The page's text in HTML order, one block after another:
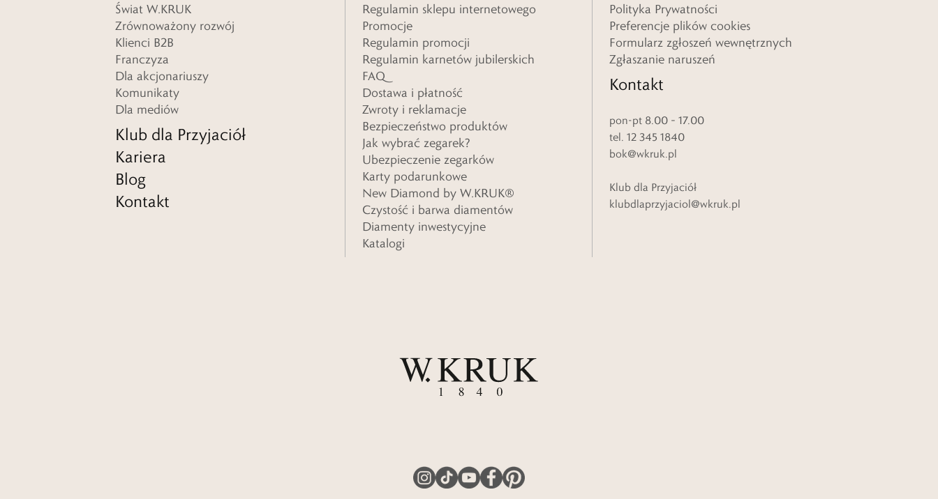
Świat W.KRUK
Zrównoważony rozwój
Klienci B2B
Franczyza
Dla akcjonariuszy
Komunikaty
Dla mediów
Klub dla Przyjaciół
Kariera
Blog
Kontakt
Regulamin sklepu internetowego
Promocje
Regulamin promocji
Regulamin karnetów jubilerskich
FAQ
Dostawa i płatność
Zwroty i reklamacje
Bezpieczeństwo produktów
Jak wybrać zegarek?
Ubezpieczenie zegarków
Karty podarunkowe
New Diamond by W.KRUK®
Czystość i barwa diamentów
Diamenty inwestycyjne
Katalogi
Polityka Prywatności
Preferencje plików cookies
Formularz zgłoszeń wewnętrznych
Zgłaszanie naruszeń
Kontakt
pon-pt 8.00 – 17.00
tel. 12 345 1840
bok@wkruk.pl
Klub dla Przyjaciół
klubdlaprzyjaciol@wkruk.pl